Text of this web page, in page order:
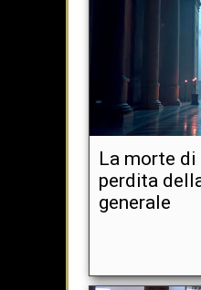
La morte di
perdita
generale